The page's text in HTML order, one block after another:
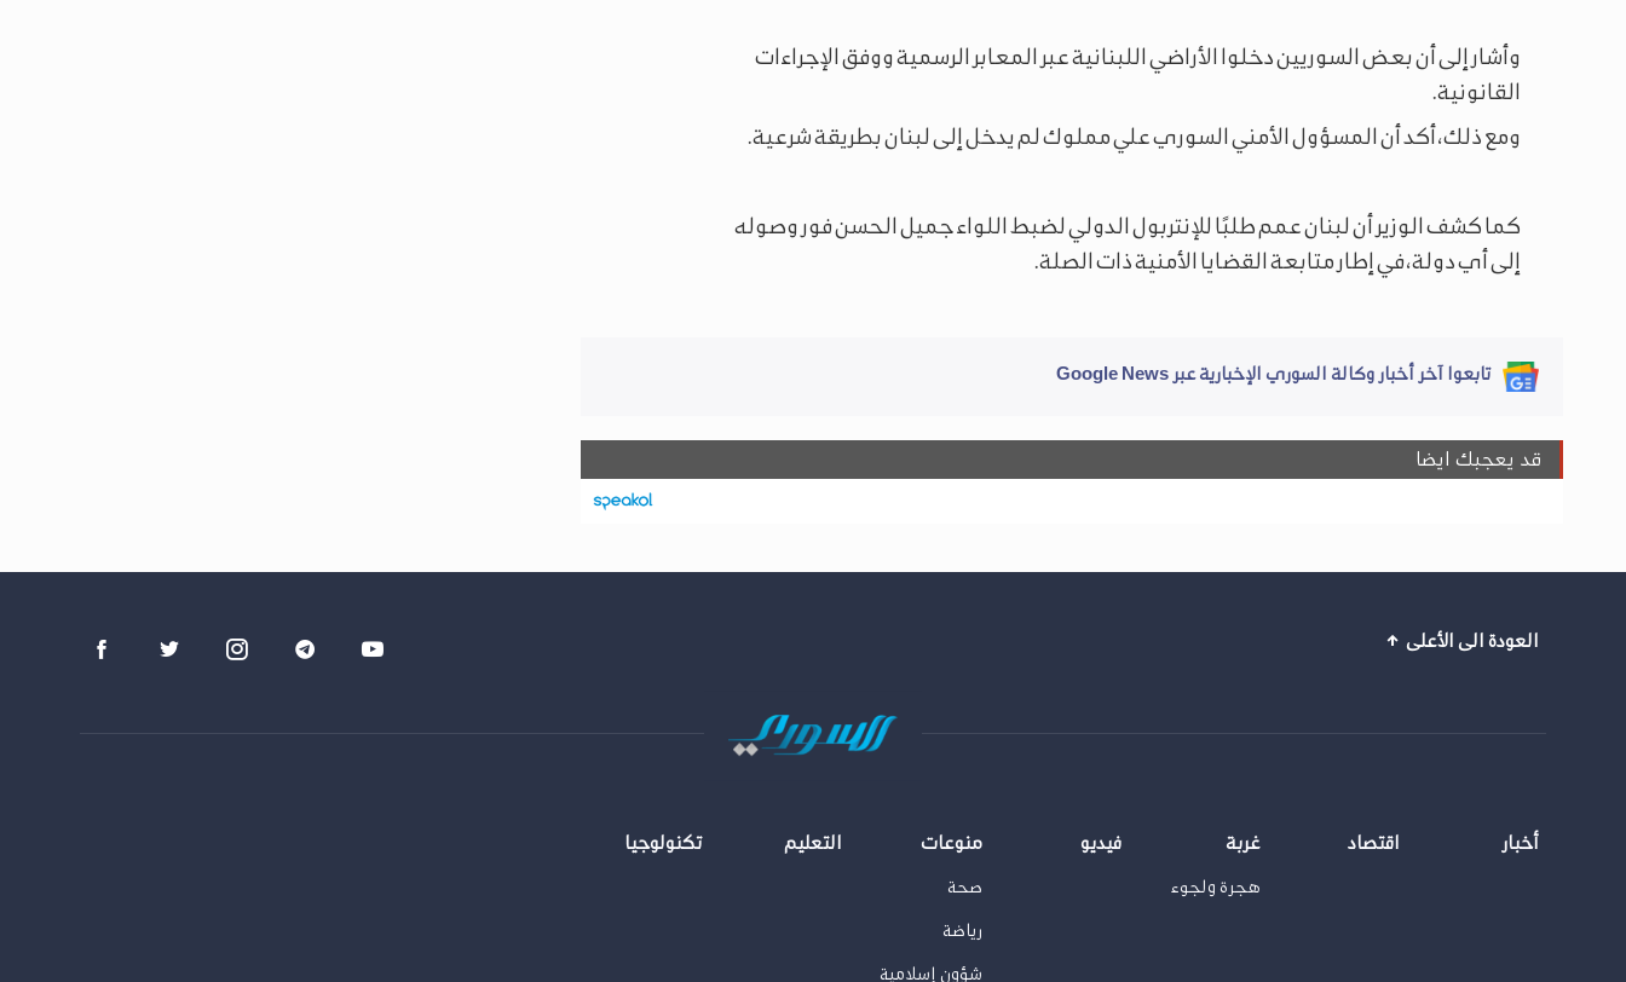
وأشار إلى أن بعض السوريين دخلوا الأراضي اللبنانية عبر المعابر الرسمية ووفق الإجراءات
القانونية.
ومع ذلك، أكد أن المسؤول الأمني السوري علي مملوك لم يدخل إلى لبنان بطريقة شرعية.
كما كشف الوزير أن لبنان عمم طلبًا للإنتربول الدولي لضبط اللواء جميل الحسن فور وصوله
إلى أي دولة، في إطار متابعة القضايا الأمنية ذات الصلة.
تابعوا آخر أخبار وكالة السوري الإخبارية عبر Google News
قد يعجبك ايضا
العودة الى الأعلى
أخبار اقتصاد غربة
هجرة ولجوء
فيديو منوعات
صحة
رياضة
شؤون إسلامية
التعليم تكنولوجيا